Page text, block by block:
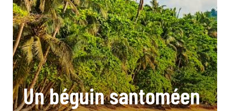
Un béguin santoméen